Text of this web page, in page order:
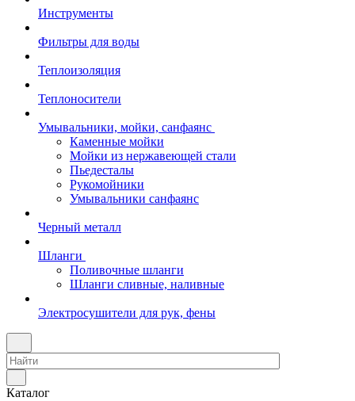
Инструменты
Фильтры для воды
Теплоизоляция
Теплоносители
Умывальники, мойки, санфаянс
Каменные мойки
Мойки из нержавеющей стали
Пьедесталы
Рукомойники
Умывальники санфаянс
Черный металл
Шланги
Поливочные шланги
Шланги сливные, наливные
Электросушители для рук, фены
Каталог